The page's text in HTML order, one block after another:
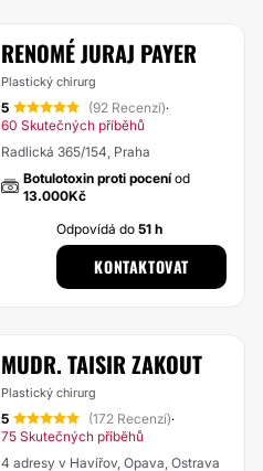
RENOMÉ JURAJ PAYER
Plastický chirurg
5 (92 Recenzí)·
60 Skutečných příběhů
Radlická 365/154, Praha
Botulotoxin proti poceníod
13.000Kč
Odpovídá do51 h
KONTAKTOVAT
MUDR. TAISIR ZAKOUT
Plastický chirurg
5 (172 Recenzí)·
75 Skutečných příběhů
4 adresy v Havířov, Opava, Ostrava